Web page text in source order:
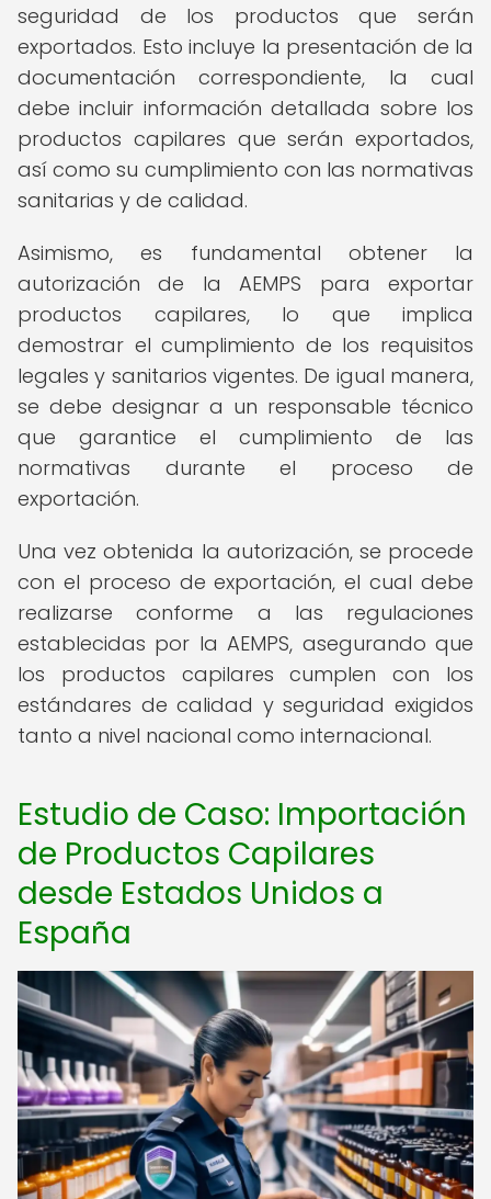
seguridad de los productos que serán
exportados. Esto incluye la presentación de la
documentación correspondiente, la cual
debe incluir información detallada sobre los
productos capilares que serán exportados,
así como su cumplimiento con las normativas
sanitarias y de calidad.
Asimismo, es fundamental obtener la
autorización de la AEMPS para exportar
productos capilares, lo que implica
demostrar el cumplimiento de los requisitos
legales y sanitarios vigentes. De igual manera,
se debe designar a un responsable técnico
que garantice el cumplimiento de las
normativas durante el proceso de
exportación.
Una vez obtenida la autorización, se procede
con el proceso de exportación, el cual debe
realizarse conforme a las regulaciones
establecidas por la AEMPS, asegurando que
los productos capilares cumplen con los
estándares de calidad y seguridad exigidos
tanto a nivel nacional como internacional.
Estudio de Caso: Importación
de Productos Capilares
desde Estados Unidos a
España